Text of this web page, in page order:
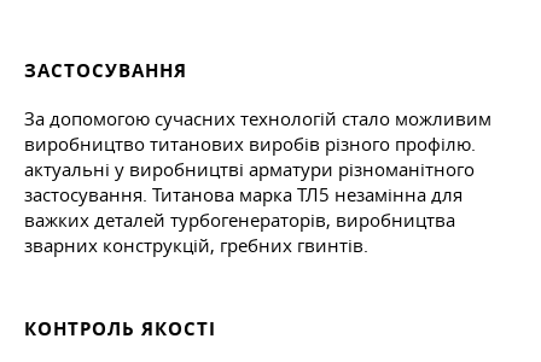
ЗАСТОСУВАННЯ
За допомогою сучасних технологій стало можливим
виробництво титанових виробів різного профілю.
актуальні у виробництві арматури різноманітного
застосування. Титанова марка ТЛ5 незамінна для
важких деталей турбогенераторів, виробництва
зварних конструкцій, гребних гвинтів.
КОНТРОЛЬ ЯКОСТІ